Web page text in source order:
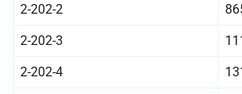
2-202-2
2-202-3
2-202-4